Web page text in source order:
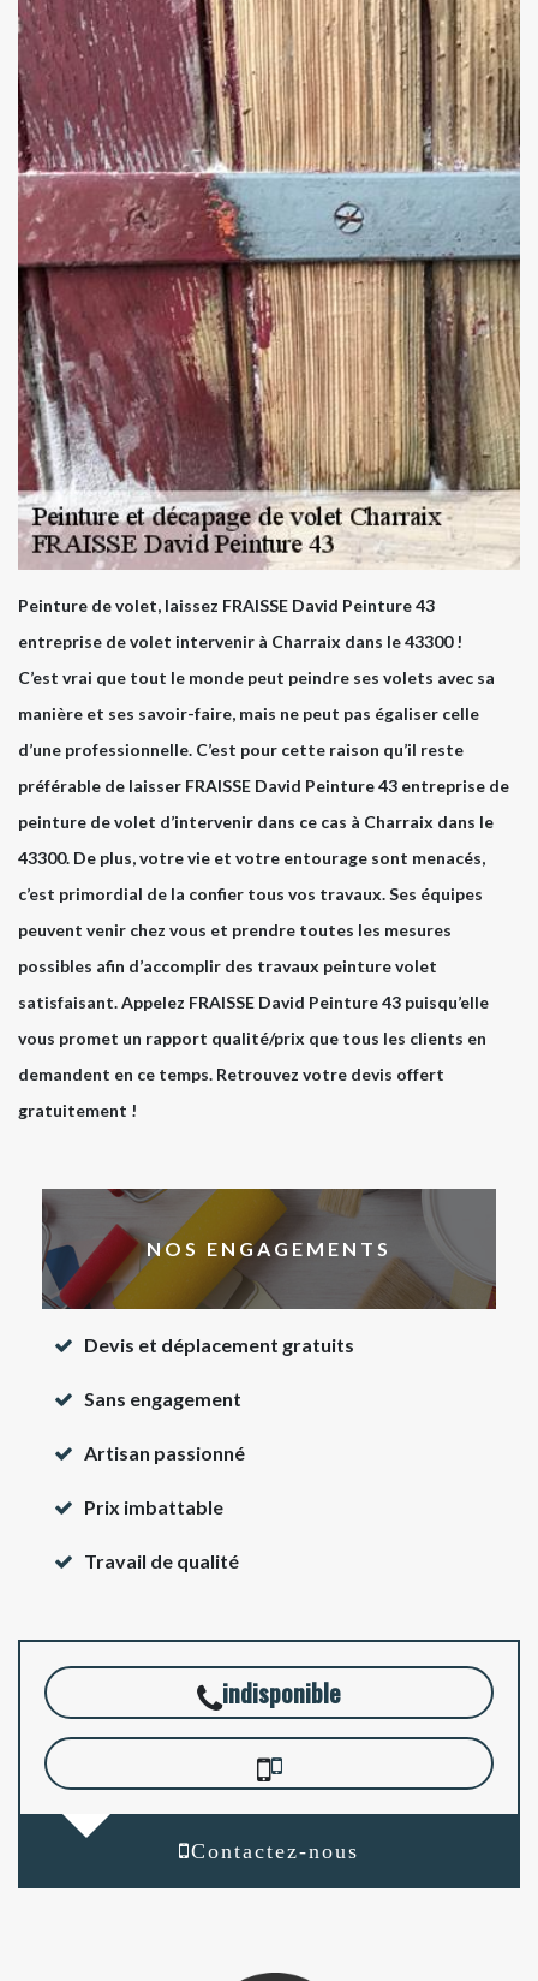
Peinture de volet, laissez FRAISSE David Peinture 43
entreprise de volet intervenir à Charraix dans le 43300 !
C’est vrai que tout le monde peut peindre ses volets avec sa
manière et ses savoir-faire, mais ne peut pas égaliser celle
d’une professionnelle. C’est pour cette raison qu’il reste
préférable de laisser FRAISSE David Peinture 43 entreprise de
peinture de volet d’intervenir dans ce cas à Charraix dans le
43300. De plus, votre vie et votre entourage sont menacés,
c’est primordial de la confier tous vos travaux. Ses équipes
peuvent venir chez vous et prendre toutes les mesures
possibles afin d’accomplir des travaux peinture volet
satisfaisant. Appelez FRAISSE David Peinture 43 puisqu’elle
vous promet un rapport qualité/prix que tous les clients en
demandent en ce temps. Retrouvez votre devis offert
gratuitement !
NOS ENGAGEMENTS
Devis et déplacement gratuits
Sans engagement
Artisan passionné
Prix imbattable
Travail de qualité
indisponible
Contactez-nous